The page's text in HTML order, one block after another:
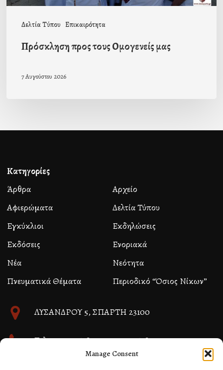
Manage Consent
Δελτία Τύπου Επικαιρότητα
Πρόσκληση προς τους Ομογενείς μας
7 Αυγούστου 2026
Κατηγορίες
Άρθρα
Αρχείο
Αφιερώματα
Δελτία Τύπου
Εγκύκλιοι
Εκδηλώσεις
Εκδόσεις
Ενοριακά
Νέα
Νεότητα
Πνευματικά Θέματα
Περιοδικό “Όσιος Νίκων”
ΛΥΣΑΝΔΡΟΥ 5, ΣΠΑΡΤΗ 23100
Τηλ. 27310 26580 και 27310 26581